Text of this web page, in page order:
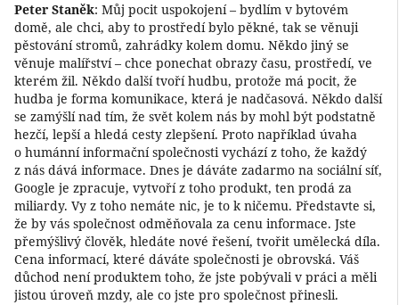
Peter Staněk: Můj pocit uspokojení – bydlím v bytovém
domě, ale chci, aby to prostředí bylo pěkné, tak se věnuji
pěstování stromů, zahrádky kolem domu. Někdo jiný se
věnuje malířství – chce ponechat obrazy času, prostředí, ve
kterém žil. Někdo další tvoří hudbu, protože má pocit, že
hudba je forma komunikace, která je nadčasová. Někdo další
se zamýšlí nad tím, že svět kolem nás by mohl být podstatně
hezčí, lepší a hledá cesty zlepšení. Proto například úvaha
o humánní informační společnosti vychází z toho, že každý
z nás dává informace. Dnes je dáváte zadarmo na sociální síť,
Google je zpracuje, vytvoří z toho produkt, ten prodá za
miliardy. Vy z toho nemáte nic, je to k ničemu. Představte si,
že by vás společnost odměňovala za cenu informace. Jste
přemýšlivý člověk, hledáte nové řešení, tvořit umělecká díla.
Cena informací, které dáváte společnosti je obrovská. Váš
důchod není produktem toho, že jste pobývali v práci a měli
jistou úroveň mzdy, ale co jste pro společnost přinesli.